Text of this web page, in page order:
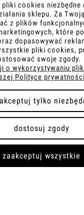
cookies niezbędne
sklepu. Za
z plików
które
dopasowywać
pliki cookies,
swoje zgody.
o wykorzystywaniu
Polityce
tylko
dostosuj zgody
zaakceptuj wszystkie